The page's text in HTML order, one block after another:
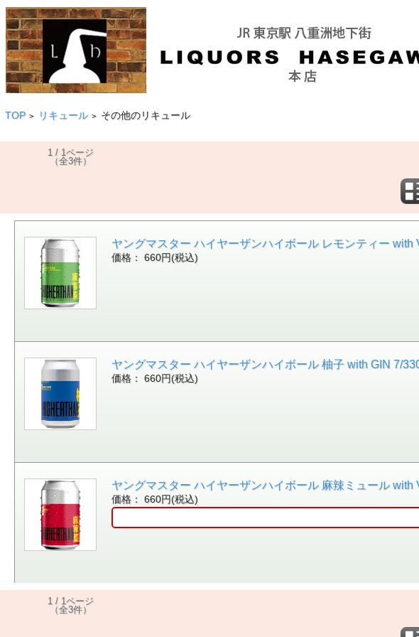
TOP > リキュール > その他のリキュール
1 / 1ページ
（全3件）
ヤングマスター ハイヤーザンハイボール レモンティー with
価格： 660円(税込)
ヤングマスター ハイヤーザンハイボール 柚子 with GIN 7/
価格： 660円(税込)
ヤングマスター ハイヤーザンハイボール 麻辣ミュール with
価格： 660円(税込)
1 / 1ページ
（全3件）